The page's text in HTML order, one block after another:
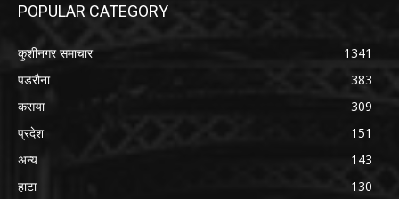
POPULAR CATEGORY
कुशीनगर समाचार
1341
पडरौना
383
कसया
309
प्रदेश
151
अन्य
143
हाटा
130